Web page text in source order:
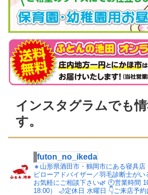
インスタグラムでも
す。
futon_no_ikeda
🔸山形県酒田市・鶴岡市にある寝具店
ピローアドバイザー／羽毛診断士がい
お気軽にご相談下さい🌿 🕙営業時間
18:00）
🌙定休日 水曜日 👇ご来店予